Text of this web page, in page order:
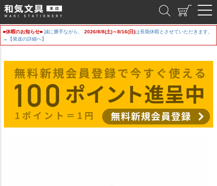
■休暇のお知らせ■ 誠に勝手ながら、 2026/8/8(土)～8/16(日)は長期休暇とさせていただきます。
→【発送の詳細へ】